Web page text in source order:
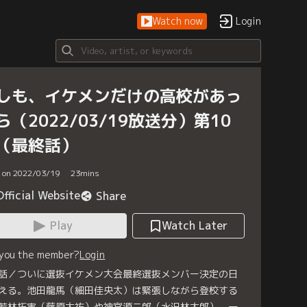
Watch now Login
も、イケメンだけの高校があっ
（2022/03/19放送分）第10
最終話）
on 2022/03/19 23mins
Website
Share
Play
Watch Later
the member?Login
／ついに選抜イケメン大会最終選抜メンバー決定の日
る。池田龍馬（細田佳央太）は緊張しながら登校する